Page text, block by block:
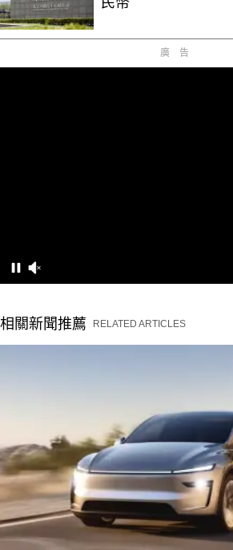
廣告
相關新聞推薦 RELATED ARTICLES